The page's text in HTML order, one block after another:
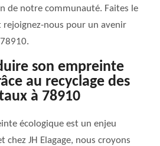
de notre communauté. Faites le
rejoignez-nous pour un avenir
son empreinte
au recyclage des
à 78910
écologique est un enjeu
JH Elagage, nous croyons